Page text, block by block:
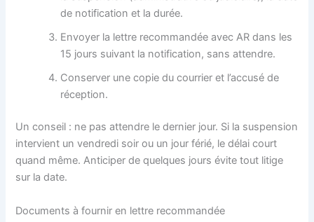
de notification et la durée.
Envoyer la lettre recommandée avec AR dans les
15 jours suivant la notification, sans attendre.
Conserver une copie du courrier et l’accusé de
réception.
Un conseil : ne pas attendre le dernier jour. Si la suspension
intervient un vendredi soir ou un jour férié, le délai court
quand même. Anticiper de quelques jours évite tout litige
sur la date.
Documents à fournir en lettre recommandée